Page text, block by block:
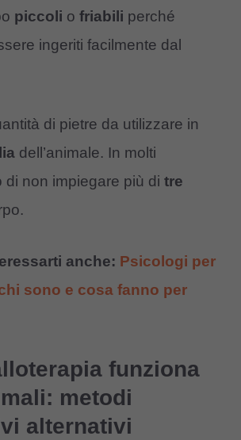
piccoli o friabili perché
ingeriti facilmente dal
di pietre da utilizzare in
dell’animale. In molti
di non impiegare più di tre
anche: Psicologi per
sono e cosa fanno per
funziona
metodi
alternativi